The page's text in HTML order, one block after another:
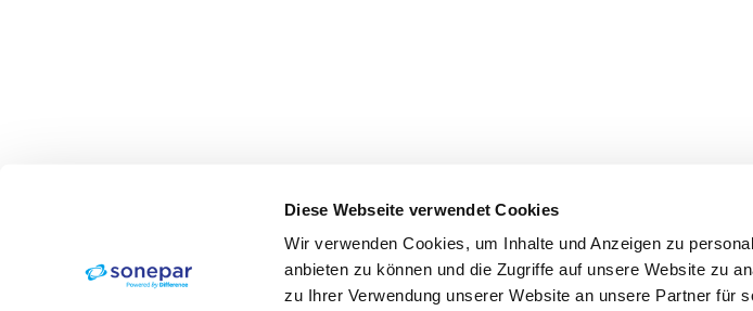
Diese Webseite verwendet Cookies
Wir verwenden Cookies, um Inhalte und Anzeigen zu
anbieten zu können und die Zugriffe auf unsere Website zu
zu Ihrer Verwendung unserer Website an unsere Partner für